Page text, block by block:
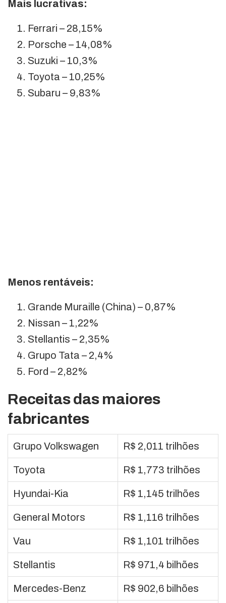
Mais lucrativas:
Ferrari – 28,15%
Porsche – 14,08%
Suzuki – 10,3%
Toyota – 10,25%
Subaru – 9,83%
Menos rentáveis:
Grande Muraille (China) – 0,87%
Nissan – 1,22%
Stellantis – 2,35%
Grupo Tata – 2,4%
Ford – 2,82%
Receitas das maiores
fabricantes
Grupo Volkswagen R$ 2,011 trilhões
Toyota R$ 1,773 trilhões
Hyundai-Kia R$ 1,145 trilhões
General Motors R$ 1,116 trilhões
Vau R$ 1,101 trilhões
Stellantis R$ 971,4 bilhões
Mercedes-Benz R$ 902,6 bilhões